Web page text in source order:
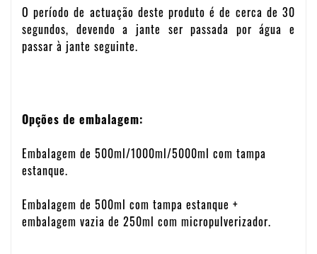
O período de actuação deste produto é de cerca de 30
segundos, devendo a jante ser passada por água e
passar à jante seguinte.
Opções de embalagem:
Embalagem de 500ml/1000ml/5000ml com tampa
estanque.
Embalagem de 500ml com tampa estanque +
embalagem vazia de 250ml com micropulverizador.